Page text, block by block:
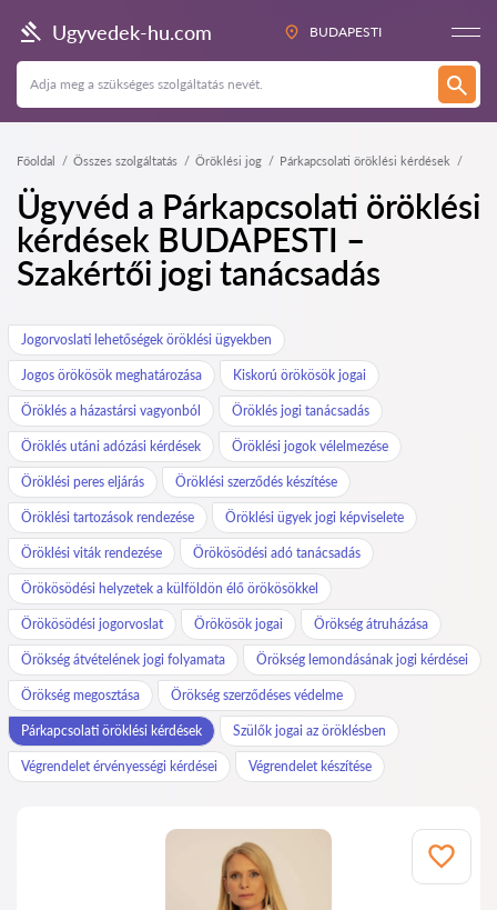
Ugyvedek-hu.com BUDAPESTI
Főoldal Összes szolgáltatás Öröklési jog Párkapcsolati öröklési kérdések
Ügyvéd a Párkapcsolati öröklési
kérdések BUDAPESTI –
Szakértői jogi tanácsadás
Jogorvoslati lehetőségek öröklési ügyekben
Jogos örökösök meghatározása Kiskorú örökösök jogai
Öröklés a házastársi vagyonból Öröklés jogi tanácsadás
Öröklés utáni adózási kérdések Öröklési jogok vélelmezése
Öröklési peres eljárás Öröklési szerződés készítése
Öröklési tartozások rendezése Öröklési ügyek jogi képviselete
Öröklési viták rendezése Örökösödési adó tanácsadás
Örökösödési helyzetek a külföldön élő örökösökkel
Örökösödési jogorvoslat Örökösök jogai Örökség átruházása
Örökség átvételének jogi folyamata Örökség lemondásának jogi kérdései
Örökség megosztása Örökség szerződéses védelme
Párkapcsolati öröklési kérdések Szülők jogai az öröklésben
Végrendelet érvényességi kérdései Végrendelet készítése